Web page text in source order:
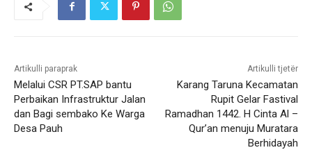
Artikulli paraprak
Melalui CSR PT.SAP bantu
Perbaikan Infrastruktur Jalan
dan Bagi sembako Ke Warga
Desa Pauh
Artikulli tjetër
Karang Taruna Kecamatan
Rupit Gelar Fastival
Ramadhan 1442. H Cinta Al –
Qur’an menuju Muratara
Berhidayah